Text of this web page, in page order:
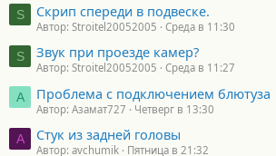
S Скрип спереди в подвеске.
Автор: Stroitel20052005 Среда в 11:30
S Звук при проезде камер?
Автор: Stroitel20052005 Среда в 11:27
А Проблема с подключением блютуза
Автор: Азамат727 Четверг в 13:30
A Стук из задней головы
Автор: avchumik Пятница в 21:32